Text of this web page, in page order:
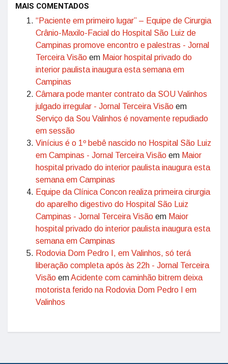
MAIS COMENTADOS
“Paciente em primeiro lugar” – Equipe de Cirurgia
Crânio-Maxilo-Facial do Hospital São Luiz de
Campinas promove encontro e palestras - Jornal
Terceira Visão em Maior hospital privado do
interior paulista inaugura esta semana em
Campinas
Câmara pode manter contrato da SOU Valinhos
julgado irregular - Jornal Terceira Visão em
Serviço da Sou Valinhos é novamente repudiado
em sessão
Vinícius é o 1º bebê nascido no Hospital São Luiz
em Campinas - Jornal Terceira Visão em Maior
hospital privado do interior paulista inaugura esta
semana em Campinas
Equipe da Clínica Concon realiza primeira cirurgia
do aparelho digestivo do Hospital São Luiz
Campinas - Jornal Terceira Visão em Maior
hospital privado do interior paulista inaugura esta
semana em Campinas
Rodovia Dom Pedro I, em Valinhos, só terá
liberação completa após às 22h - Jornal Terceira
Visão emAcidente com caminhão bitrem deixa
motorista ferido na Rodovia Dom Pedro I em
Valinhos